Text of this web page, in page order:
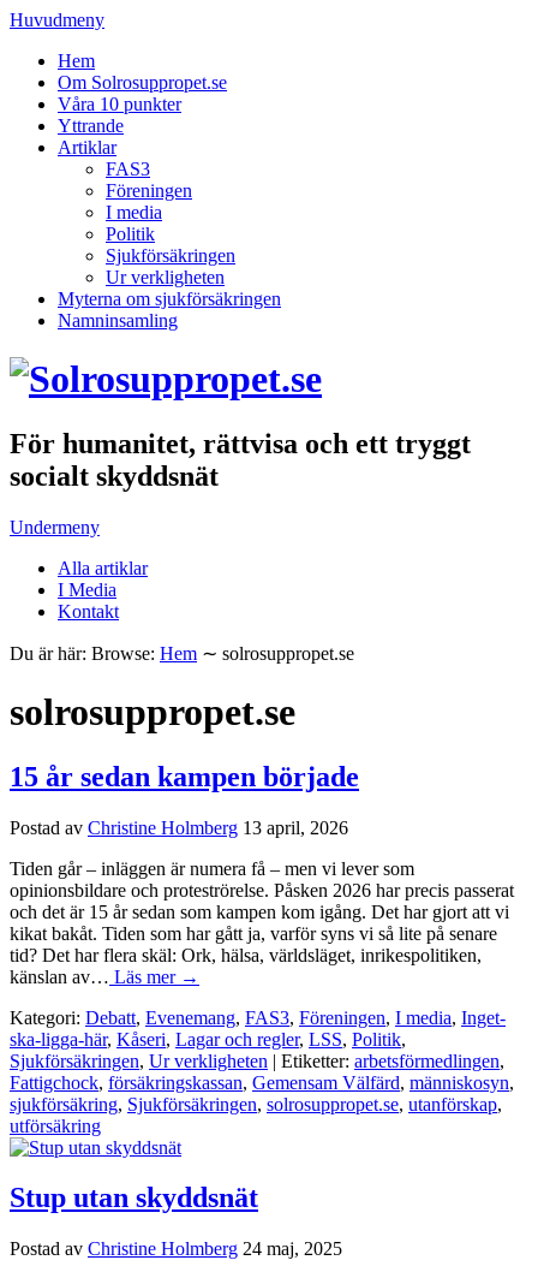
Huvudmeny
Hem
Om Solrosuppropet.se
Våra 10 punkter
Yttrande
Artiklar
FAS3
Föreningen
I media
Politik
Sjukförsäkringen
Ur verkligheten
Myterna om sjukförsäkringen
Namninsamling
För humanitet, rättvisa och ett tryggt
socialt skyddsnät
Undermeny
Alla artiklar
I Media
Kontakt
Du är här: Browse: Hem ∼ solrosuppropet.se
solrosuppropet.se
15 år sedan kampen började
Postad av Christine Holmberg 13 april, 2026
Tiden går – inläggen är numera få – men vi lever som
opinionsbildare och proteströrelse. Påsken 2026 har precis passerat
och det är 15 år sedan som kampen kom igång. Det har gjort att vi
kikat bakåt. Tiden som har gått ja, varför syns vi så lite på senare
tid? Det har flera skäl: Ork, hälsa, världsläget, inrikespolitiken,
känslan av… Läs mer →
Kategori: Debatt, Evenemang, FAS3, Föreningen, I media, Inget-
ska-ligga-här, Kåseri, Lagar och regler, LSS, Politik,
Sjukförsäkringen, Ur verkligheten | Etiketter: arbetsförmedlingen,
Fattigchock, försäkringskassan, Gemensam Välfärd, människosyn,
sjukförsäkring, Sjukförsäkringen, solrosuppropet.se, utanförskap,
utförsäkring
Stup utan skyddsnät
Postad av Christine Holmberg 24 maj, 2025